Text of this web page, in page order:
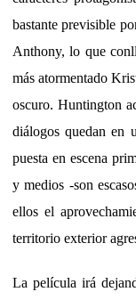
bastante previsible
Anthony, lo que
más atormentado
oscuro. Huntington
diálogos quedan en
puesta en escena
y medios -son
ellos el
territorio exterior
La película irá